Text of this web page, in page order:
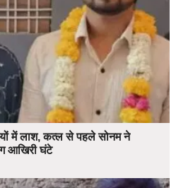
में लाश, कत्ल से पहले सोनम ने
आखिरी घंटे